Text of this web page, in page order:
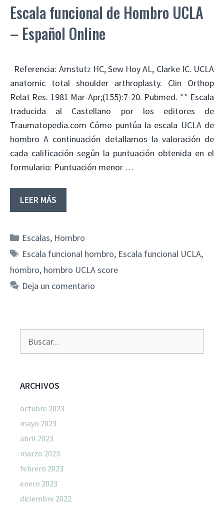
Escala funcional de Hombro UCLA
– Español Online
Referencia: Amstutz HC, Sew Hoy AL, Clarke IC. UCLA
anatomic total shoulder arthroplasty. Clin Orthop
Relat Res. 1981 Mar-Apr;(155):7-20. Pubmed. ** Escala
traducida al Castellano por los editores de
Traumatopedia.com Cómo puntúa la escala UCLA de
hombro A continuación detallamos la valoración de
cada calificación según la puntuación obtenida en el
formulario: Puntuación menor …
LEER MÁS
Categorías
Escalas, Hombro
Etiquetas
Escala funcional hombro, Escala funcional UCLA,
hombro, hombro UCLA score
Deja un comentario
ARCHIVOS
octubre 2023
mayo 2023
abril 2023
marzo 2023
febrero 2023
enero 2023
diciembre 2022